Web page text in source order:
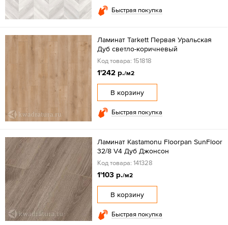
Быстрая покупка
Ламинат Tarkett Первая Уральская
Дуб светло-коричневый
Код товара: 151818
1'242 р./м2
В корзину
Быстрая покупка
Ламинат Kastamonu Floorpan SunFloor
32/8 V4 Дуб Джонсон
Код товара: 141328
1'103 р./м2
В корзину
Быстрая покупка